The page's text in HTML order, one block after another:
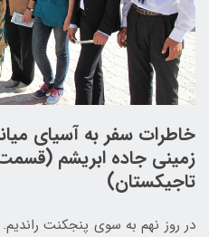
خاطرات سفر به آسیای
زمینی جاده ابریشم
تاجیکستان)
در روز نهم به سوی پنجکنت